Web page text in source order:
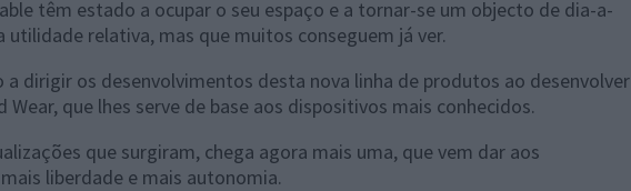
têm estado a ocupar o seu espaço e a tornar-se um objecto de dia-a-
utilidade relativa, mas que muitos conseguem já ver.
dirigir os desenvolvimentos desta nova linha de produtos ao desenvolver
Wear, que lhes serve de base aos dispositivos mais conhecidos.
que surgiram, chega agora mais uma, que vem dar aos
liberdade e mais autonomia.